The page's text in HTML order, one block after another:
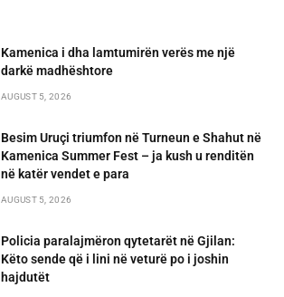
Kamenica i dha lamtumirën verës me një
darkë madhështore
AUGUST 5, 2026
Besim Uruçi triumfon në Turneun e Shahut në
Kamenica Summer Fest – ja kush u renditën
në katër vendet e para
AUGUST 5, 2026
Policia paralajmëron qytetarët në Gjilan:
Këto sende që i lini në veturë po i joshin
hajdutët